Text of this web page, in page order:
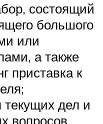
состоящий
большого
или
а также
приставка к
дел и
вопросов